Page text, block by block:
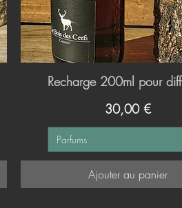
Aperçu rapide
Recharge 200ml pour
Prix
30,00 €
Parfums
Ajouter au panier